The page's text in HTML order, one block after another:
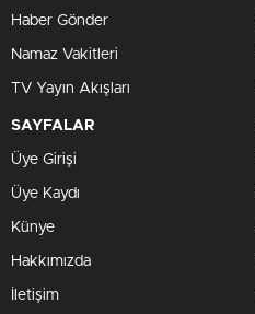
Haber Gönder
Namaz Vakitleri
TV Yayın Akışları
SAYFALAR
Üye Girişi
Üye Kaydı
Künye
Hakkımızda
İletişim